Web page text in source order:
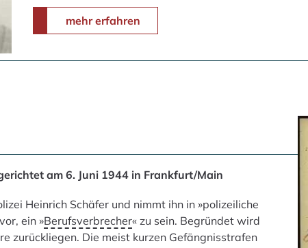
mehr erfahren
am 6. Juni 1944 in Frankfurt/Main
Heinrich Schäfer und nimmt ihn in »polizeiliche
ein »Berufsverbrecher« zu sein. Begründet wird
zurückliegen. Die meist kurzen Gefängnisstrafen